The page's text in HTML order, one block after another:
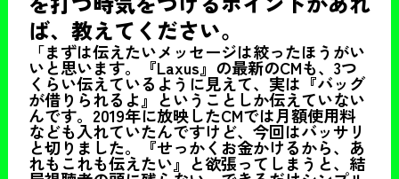
ば、教えてください。
「まずは伝えたいメッセージは絞ったほうがい
いと思います。『Laxus』の最新のCMも、3つ
くらい伝えているように見えて、実は『バッグ
が借りられるよ』ということしか伝えていない
んです。2019年に放映したCMでは月額使用料
なども入れていたんですけど、今回はバッサリ
と切りました。『せっかくお金かけるから、あ
れもこれも伝えたい』と欲張ってしまうと、結